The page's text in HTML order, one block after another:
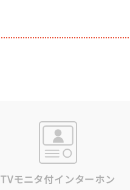
TVモニタ付インターホン